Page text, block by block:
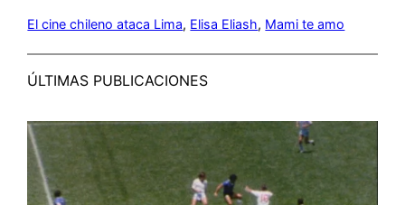
El cine chileno ataca Lima, Elisa Eliash, Mami te amo
ÚLTIMAS PUBLICACIONES